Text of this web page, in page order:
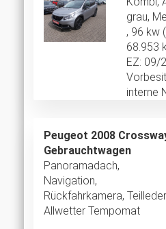
grau,
, 96 kw
68.953
EZ: 09/
interne
Peugeot 2008
Gebrauchtwagen
Panoramadach,
Navigation,
Rückfahrkamera, Teilleder
Allwetter Tempomat